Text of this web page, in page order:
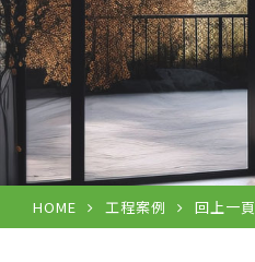
HOME 工程案例 回上一頁